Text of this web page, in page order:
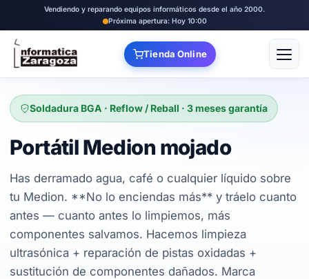
Vendiendo y reparando equipos informáticos desde el año 2000.
Próxima apertura: Hoy 10:00
Tienda Online Abrir
Soldadura BGA · Reflow / Reball · 3 meses garantía
Portátil Medion mojado
Has derramado agua, café o cualquier líquido sobre
tu Medion. **No lo enciendas más** y tráelo cuanto
antes — cuanto antes lo limpiemos, más
componentes salvamos. Hacemos limpieza
ultrasónica + reparación de pistas oxidadas +
sustitución de componentes dañados. Marca